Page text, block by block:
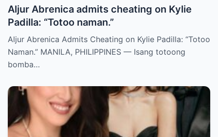
Aljur Abrenica admits cheating on Kylie
Padilla: “Totoo naman.”
Aljur Abrenica Admits Cheating on Kylie Padilla: “Totoo
Naman.” MANILA, PHILIPPINES — Isang totoong
bomba…